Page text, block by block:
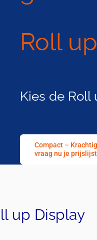
Roll
Kies de Roll
Compact –
vraag nu je prijslijst
up Display